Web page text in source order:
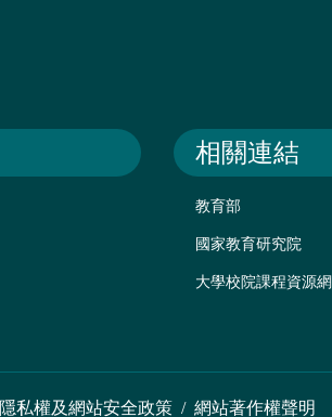
相關連結
教育部
國家教育研究院
大學校院課程資源網
隱私權及網站安全政策 / 網站著作權聲明